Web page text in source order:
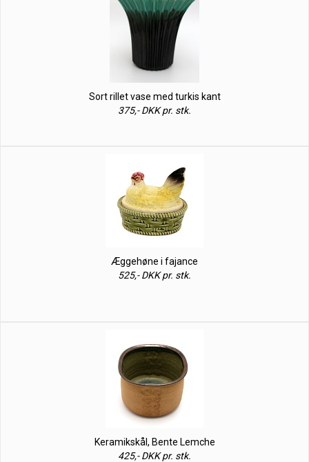
Sort rillet vase med turkis kant
375,- DKK pr. stk.
Æggehøne i fajance
525,- DKK pr. stk.
Keramikskål, Bente Lemche
425,- DKK pr. stk.